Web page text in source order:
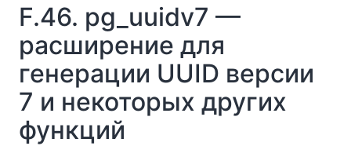
F.46. pg_uuidv7 —
расширение для
генерации UUID версии
7 и некоторых других
функций